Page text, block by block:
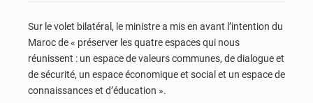
Sur le volet bilatéral, le ministre a mis en avant l’intention du
Maroc de « préserver les quatre espaces qui nous
réunissent : un espace de valeurs communes, de dialogue et
de sécurité, un espace économique et social et un espace de
connaissances et d’éducation ».